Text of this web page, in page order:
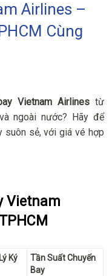
Airlines –
Cùng
Vietnam Airlinestừ
ngoài nước? Hãy để
suôn sẻ, với giá vé hợp
Vietnam
Ký
Tần Suất Chuyến
Bay